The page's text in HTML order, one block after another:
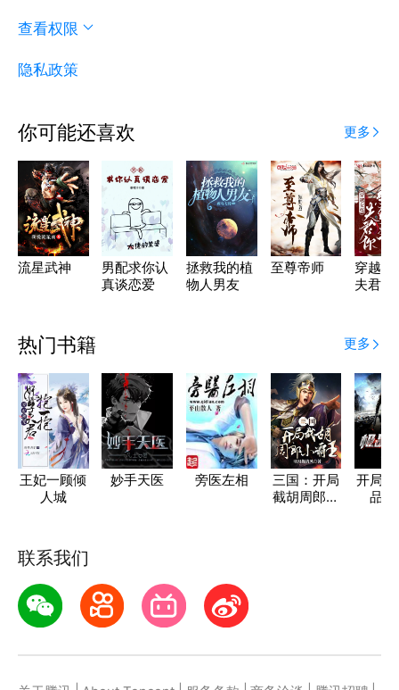
查看权限
隐私政策
你可能还喜欢 更多
流星武神
男配求你认
真谈恋爱
拯救我的植
物人男友
至尊帝师
穿越女
夫君你
热门书籍 更多
王妃一顾倾
人城
妙手天医 旁医左相
三国：开局
截胡周郎小
开局
品
联系我们